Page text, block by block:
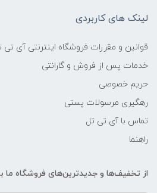
لینک های کاربردی
قوانین و مقررات فروشگاه اینترنتی آی تی
خدمات پس از فروش و گارانتی
حریم خصوصی
رهگیری مرسولات پستی
تماس با آی تی تل
راهنما
از تخفیف‌ها و جدیدترین‌های فروشگاه ما